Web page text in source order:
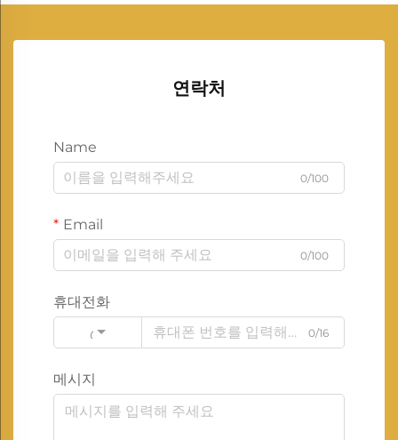
연락처
Name
0/100
Email
0/100
휴대전화
Code
0/16
메시지